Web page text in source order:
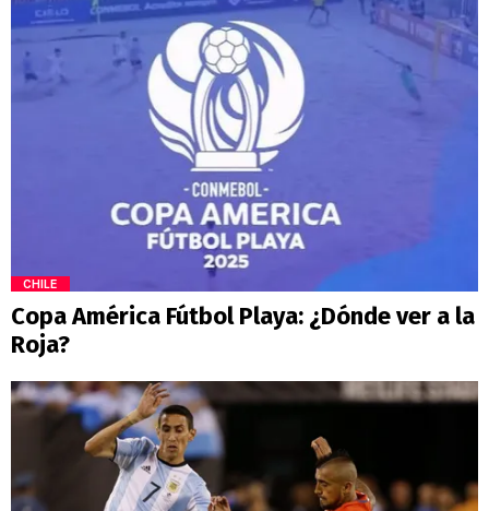
CHILE
Copa América Fútbol Playa: ¿Dónde ver a la
Roja?